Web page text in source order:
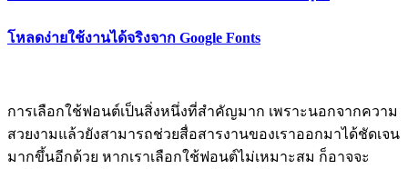
โหลดง่ายใช้งานได้จริงจาก Google Fonts
การเลือกใช้ฟอนต์เป็นสิ่งหนึ่งที่สำคัญมาก เพราะนอกจากความ
สวยงามแล้วยังสามารถช่วยสื่อสารงานของเราออกมาได้ชัดเจน
มากขึ้นอีกด้วย หากเราเลือกใช้ฟอนต์ไม่เหมาะสม ก็อาจจะ